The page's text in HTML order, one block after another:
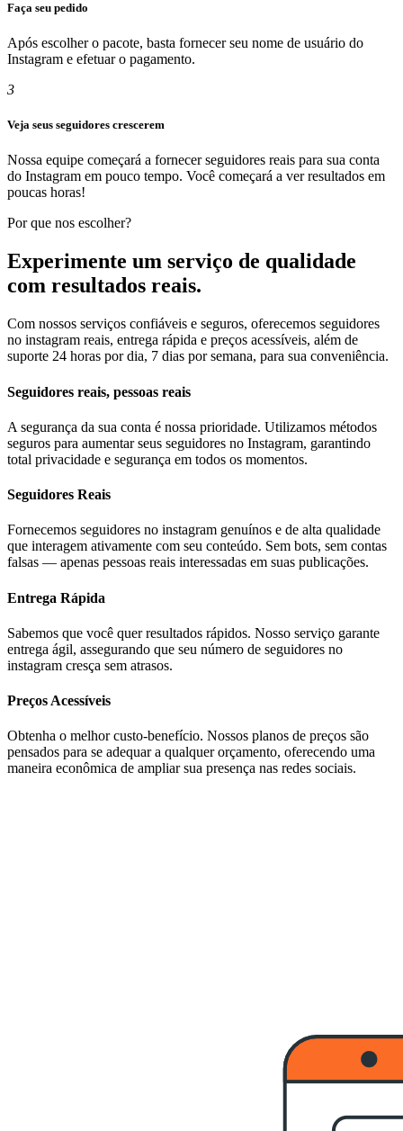
Faça seu pedido
Após escolher o pacote, basta fornecer seu nome de usuário do
Instagram e efetuar o pagamento.
3
Veja seus seguidores crescerem
Nossa equipe começará a fornecer seguidores reais para sua conta
do Instagram em pouco tempo. Você começará a ver resultados em
poucas horas!
Por que nos escolher?
Experimente um serviço de qualidade
com resultados reais.
Com nossos serviços confiáveis ​​e seguros, oferecemos seguidores
no instagram reais, entrega rápida e preços acessíveis, além de
suporte 24 horas por dia, 7 dias por semana, para sua conveniência.
Seguidores reais, pessoas reais
A segurança da sua conta é nossa prioridade. Utilizamos métodos
seguros para aumentar seus seguidores no Instagram, garantindo
total privacidade e segurança em todos os momentos.
Seguidores Reais
Fornecemos seguidores no instagram genuínos e de alta qualidade
que interagem ativamente com seu conteúdo. Sem bots, sem contas
falsas — apenas pessoas reais interessadas em suas publicações.
Entrega Rápida
Sabemos que você quer resultados rápidos. Nosso serviço garante
entrega ágil, assegurando que seu número de seguidores no
instagram cresça sem atrasos.
Preços Acessíveis
Obtenha o melhor custo-benefício. Nossos planos de preços são
pensados ​​para se adequar a qualquer orçamento, oferecendo uma
maneira econômica de ampliar sua presença nas redes sociais.